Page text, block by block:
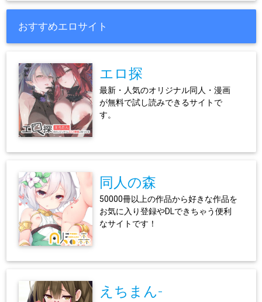
おすすめエロサイト
エロ探
最新・人気のオリジナル同人・漫画
が無料で試し読みできるサイトで
す。
同人の森
50000冊以上の作品から好きな作品を
お気に入り登録やDLできちゃう便利
なサイトです！
えちまん-